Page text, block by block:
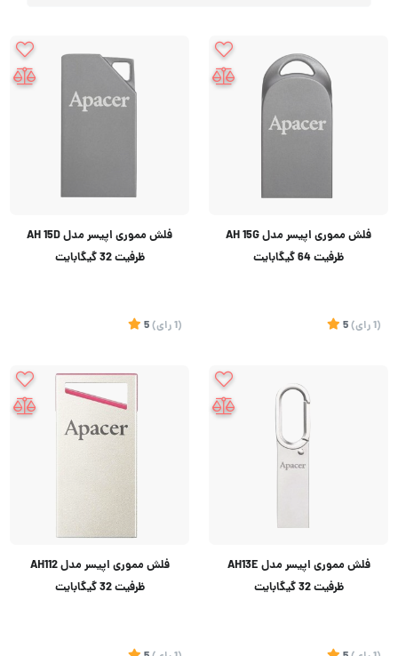
فلش مموری اپیسر مدل AH 15G
ظرفیت 64 گیگابایت
(1 رای)
5
فلش مموری اپیسر مدل AH 15D
ظرفیت 32 گیگابایت
(1 رای)
5
فلش مموری اپیسر مدل AH13E
ظرفیت 32 گیگابایت
فلش مموری اپیسر مدل AH112
ظرفیت 32 گیگابایت